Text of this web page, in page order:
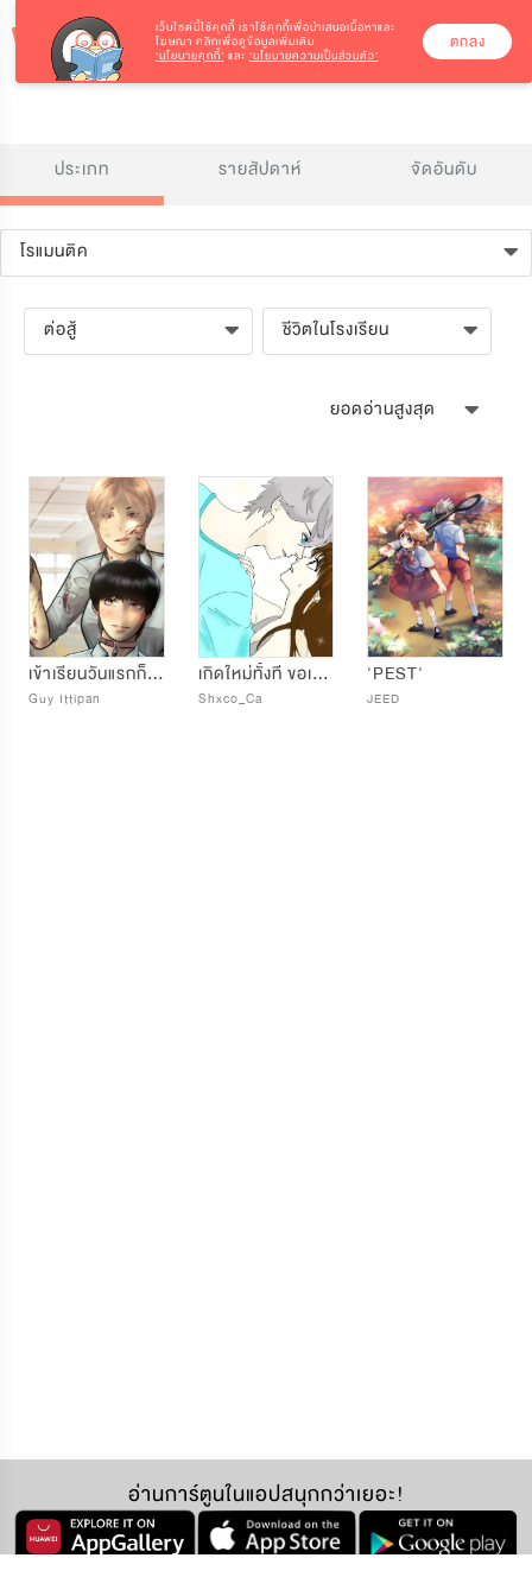
ประเภท รายสัปดาห์ จัดอันดับ
โรแมนติค
ต่อสู้ ชีวิตในโรงเรียน
ยอดอ่านสูงสุด
เข้าเรียนวันแรกก็กลายเป็นเบ๊ลูกสาวมาเฟีย !
Guy Ittipan
เกิดใหม่ทั้งที ขอเป็นแฟนเธอสักปีได้มั้ย
Shxco_Ca
'PEST'
JEED
เว็บไซต์นี้ใช้คุกกี้ เราใช้คุกกี้เพื่อนำเสนอเนื้อหาและ
โฆษณา คลิกเพื่อดูข้อมูลเพิ่มเติม
‘นโยบายคุกกี้’ และ ‘นโยบายความเป็นส่วนตัว’
ตกลง
อ่านการ์ตูนในแอปสนุกกว่าเยอะ!